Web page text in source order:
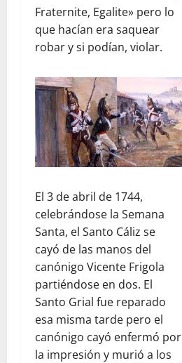
Fraternite, Egalite» pero lo
que hacían era saquear
robar y si podían, violar.
El 3 de abril de 1744,
celebrándose la Semana
Santa, el Santo Cáliz se
cayó de las manos del
canónigo Vicente Frigola
partiéndose en dos. El
Santo Grial fue reparado
esa misma tarde pero el
canónigo cayó enfermó por
la impresión y murió a los